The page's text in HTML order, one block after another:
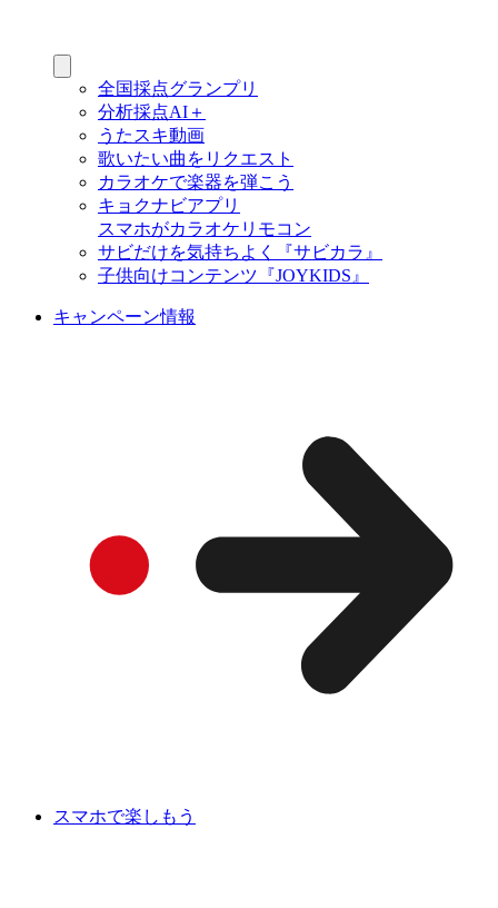
全国採点グランプリ
分析採点AI＋
うたスキ動画
歌いたい曲をリクエスト
カラオケで楽器を弾こう
キョクナビアプリ
スマホがカラオケリモコン
サビだけを気持ちよく『サビカラ』
子供向けコンテンツ『JOYKIDS』
キャンペーン情報
スマホで楽しもう